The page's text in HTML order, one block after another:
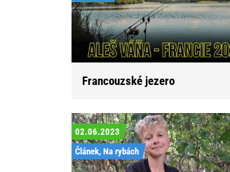
Francouzské jezero
02.06.2023
Článek, Na rybách